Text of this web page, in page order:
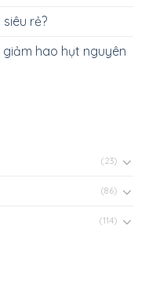
rẻ?
hao hụt nguyên
(23)
(86)
(114)